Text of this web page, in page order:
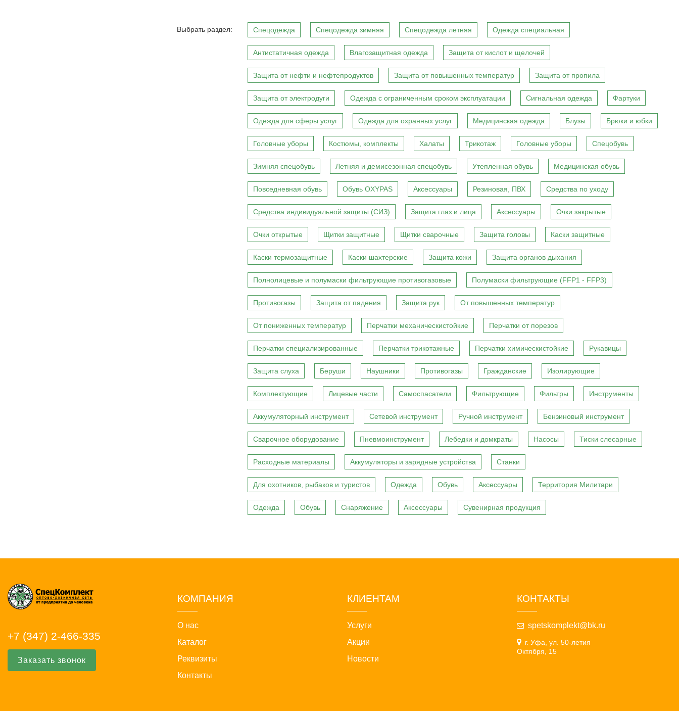
Выбрать раздел: Спецодежда Спецодежда зимняя Спецодежда летняя Одежда специальная
Антистатичная одежда Влагозащитная одежда Защита от кислот и щелочей
Защита от нефти и нефтепродуктов Защита от повышенных температур Защита от пропила
Защита от электродуги Одежда с ограниченным сроком эксплуатации Сигнальная одежда Фартуки
Одежда для сферы услуг Одежда для охранных услуг Медицинская одежда Блузы Брюки и юбки
Головные уборы Костюмы, комплекты Халаты Трикотаж Головные уборы Спецобувь
Зимняя спецобувь Летняя и демисезонная спецобувь Утепленная обувь Медицинская обувь
Повседневная обувь Обувь OXYPAS Аксессуары Резиновая, ПВХ Средства по уходу
Средства индивидуальной защиты (СИЗ) Защита глаз и лица Аксессуары Очки закрытые
Очки открытые Щитки защитные Щитки сварочные Защита головы Каски защитные
Каски термозащитные Каски шахтерские Защита кожи Защита органов дыхания
Полнолицевые и полумаски фильтрующие противогазовые Полумаски фильтрующие (FFP1 - FFP3)
Противогазы Защита от падения Защита рук От повышенных температур
От пониженных температур Перчатки механическистойкие Перчатки от порезов
Перчатки специализированные Перчатки трикотажные Перчатки химическистойкие Рукавицы
Защита слуха Беруши Наушники Противогазы Гражданские Изолирующие
Комплектующие Лицевые части Самоспасатели Фильтрующие Фильтры Инструменты
Аккумуляторный инструмент Сетевой инструмент Ручной инструмент Бензиновый инструмент
Сварочное оборудование Пневмоинструмент Лебедки и домкраты Насосы Тиски слесарные
Расходные материалы Аккумуляторы и зарядные устройства Станки
Для охотников, рыбаков и туристов Одежда Обувь Аксессуары Территория Милитари
Одежда Обувь Снаряжение Аксессуары Сувенирная продукция
+7 (347) 2-466-335
Заказать звонок
КОМПАНИЯ
О нас
Каталог
Реквизиты
Контакты
КЛИЕНТАМ
Услуги
Акции
Новости
КОНТАКТЫ
spetskomplekt@bk.ru
г. Уфа, ул. 50-летия
Октября, 15